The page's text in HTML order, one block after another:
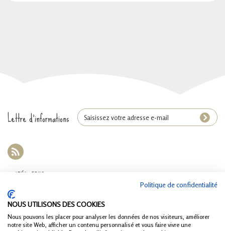
Lettre d'informations
CATÉGORIES
INFORMATIONS
R.G.P.D.
Politique de confidentialité
NOUS UTILISONS DES COOKIES
Nous pouvons les placer pour analyser les données de nos visiteurs, améliorer
notre site Web, afficher un contenu personnalisé et vous faire vivre une